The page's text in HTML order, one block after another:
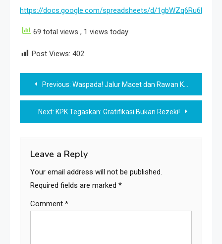
https://docs.google.com/spreadsheets/d/
69 total views , 1 views today
Post Views: 402
Post
navigation
Previous: Waspada! Jalur Macet dan Rawan Kecelakaan di Sleman Saat Mudik Lebaran | Salah satunya Jl Wates
Next: KPK Tegaskan: Gratifikasi Bukan Rezeki!
Leave a Reply
Your email address will not be published.
Required fields are marked *
Comment *